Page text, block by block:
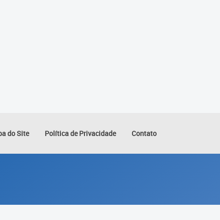
do Site Política de Privacidade Contato